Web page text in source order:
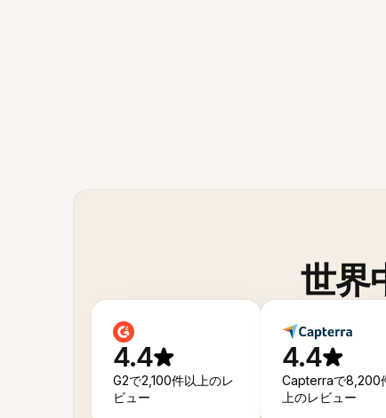
世界
4.4
G2で2,100件以上のレ
ビュー
4.4
Capterraで8,200
上のレビュー